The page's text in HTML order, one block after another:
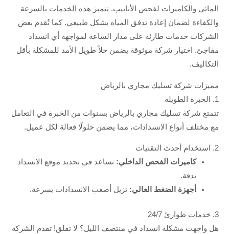
المائي والكاميرات لفحص الأنابيب. تتميز هذه الخدمات بالسرعة
والكفاءة لضمان إعادة تدفق المياه بشكل طبيعي. كما تُقدم بعض
الشركات خدمات طارئة على مدار الساعة لمواجهة أي انسداد
مفاجئ. اختيار شركة موثوقة يضمن حلاً طويل الأمد للمشكلة بأقل
التكاليف.
مميزات شركة تسليك مجاري بالرياض
1. الخبرة الطويلة
تتمتع شركة تسليك مجاري بالرياض بسنوات من الخبرة في التعامل
مع مختلف أنواع الانسدادات، مما يضمن حلولًا فعالة لكل عميل.
2. استخدام أحدث التقنيات
كاميرات الفحص الداخلي: تساعد في تحديد موقع الانسداد
بدقة.
أجهزة الضغط العالي: تزيل أصعب الانسدادات بسرعة.
3. خدمات طوارئ 24/7
هل واجهت مشكلة انسداد في منتصف الليل؟ لا تقلق! تقدم الشركة